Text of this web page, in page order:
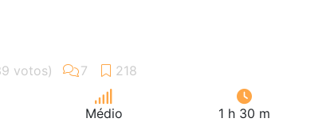
Médio 1 h 30 m